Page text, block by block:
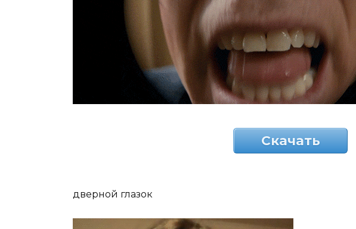
Скачать
дверной глазок